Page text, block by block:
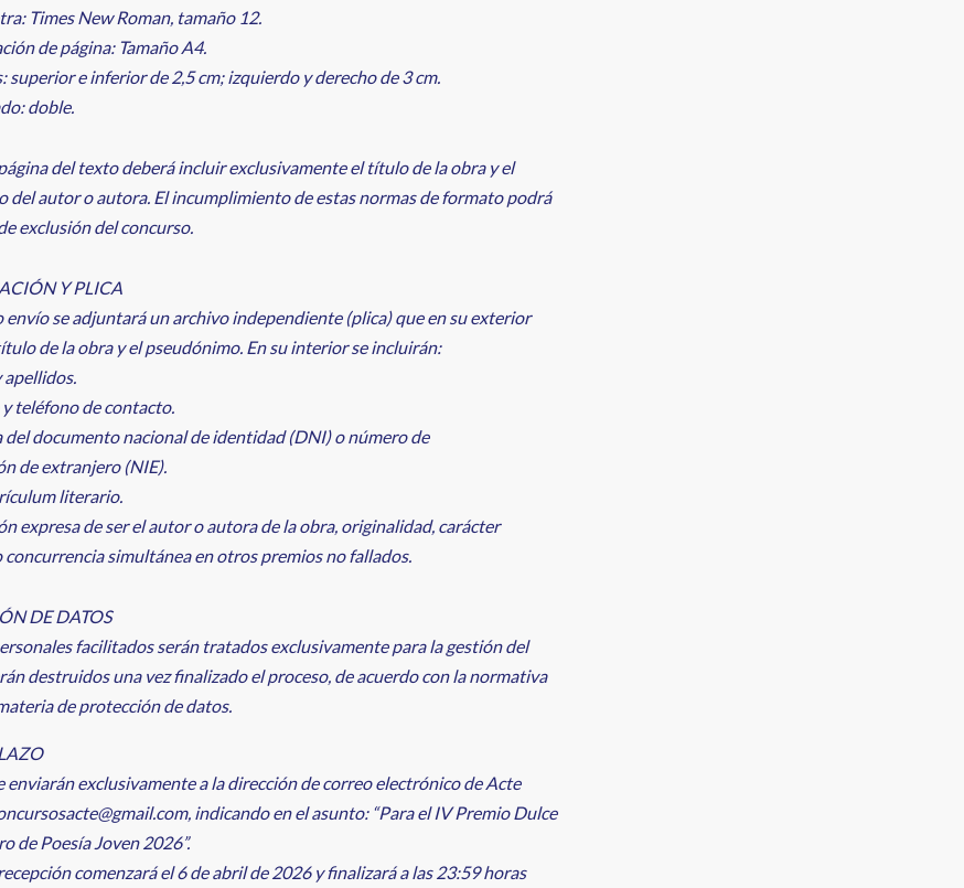
Times New Roman, tamaño 12.
de página: Tamaño A4.
superior e inferior de 2,5 cm; izquierdo y derecho de 3 cm.
doble.
del texto deberá incluir exclusivamente el título de la obra y el
del autor o autora. El incumplimiento de estas normas de formato podrá
exclusión del concurso.
Y PLICA
envío se adjuntará un archivo independiente (plica) que en su exterior
de la obra y el pseudónimo. En su interior se incluirán:
apellidos.
teléfono de contacto.
del documento nacional de identidad (DNI) o número de
de extranjero (NIE).
literario.
expresa de ser el autor o autora de la obra, originalidad, carácter
simultánea en otros premios no fallados.
DE DATOS
facilitados serán tratados exclusivamente para la gestión del
destruidos una vez finalizado el proceso, de acuerdo con la normativa
de protección de datos.
enviarán exclusivamente a la dirección de correo electrónico de Acte
indicando en el asunto: “Para el IV Premio Dulce
de Poesía Joven 2026”.
comenzará el 6 de abril de 2026 y finalizará a las 23:59 horas